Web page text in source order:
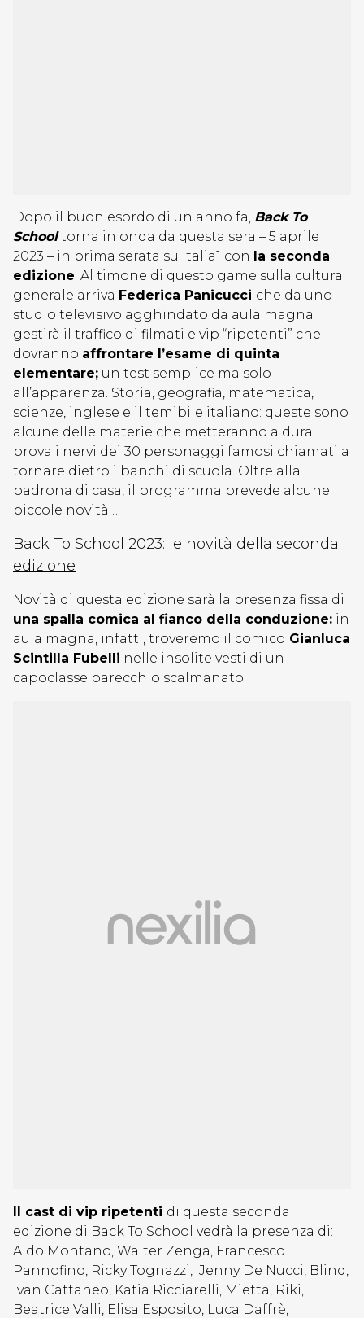
Dopo il buon esordo di un anno fa, Back To
Schooltorna in onda da questa sera – 5 aprile
2023 – in prima serata su Italia1 con la seconda
edizione. Al timone di questo game sulla cultura
generale arriva Federica Panicucci che da uno
studio televisivo agghindato da aula magna
gestirà il traffico di filmati e vip “ripetenti” che
dovranno affrontare l’esame di quinta
elementare; un test semplice ma solo
all’apparenza. Storia, geografia, matematica,
scienze, inglese e il temibile italiano: queste sono
alcune delle materie che metteranno a dura
prova i nervi dei 30 personaggi famosi chiamati a
tornare dietro i banchi di scuola. Oltre alla
padrona di casa, il programma prevede alcune
piccole novità…
Back To School 2023: le novità della seconda
edizione
Novità di questa edizione sarà la presenza fissa di
una spalla comica al fianco della conduzione: in
aula magna, infatti, troveremo il comico Gianluca
Scintilla Fubelli nelle insolite vesti di un
capoclasse parecchio scalmanato.
Il cast di vip ripetenti di questa seconda
edizione di Back To School vedrà la presenza di:
Aldo Montano, Walter Zenga, Francesco
Pannofino, Ricky Tognazzi, Jenny De Nucci, Blind,
Ivan Cattaneo, Katia Ricciarelli, Mietta, Riki,
Beatrice Valli, Elisa Esposito, Luca Daffrè,